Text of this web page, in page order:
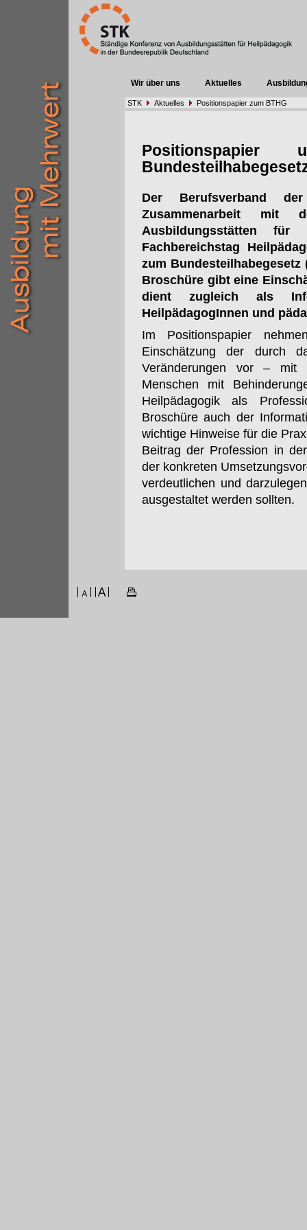
Wir über uns Aktuelles
STK Aktuelles Positionspapier zum BTHG
Der Berufsverband
Zusammenarbeit mit
Ausbildungsstätten
Fachbereichstag
zum
Broschüre gibt eine
dient zugleich als
HeilpädagogInnen und
Im Positionspapier
Einschätzung der durch
Veränderungen vor – mit
Menschen mit
Heilpädagogik als
Broschüre auch der
wichtige Hinweise für die
Beitrag der Profession in
der konkreten
verdeutlichen und
ausgestaltet werden sollten.